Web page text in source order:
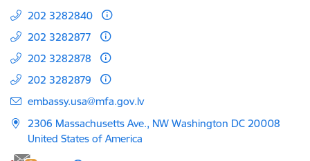
202 3282840
202 3282877
202 3282878
202 3282879
E-pasts:
embassy.usa@mfa.gov.lv
2306 Massachusetts Ave., NW Washington DC 20008
United States of America